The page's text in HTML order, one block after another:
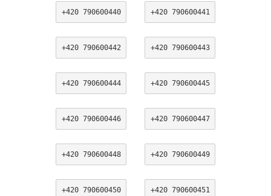
+420 790600440 +420 790600441
+420 790600442 +420 790600443
+420 790600444 +420 790600445
+420 790600446 +420 790600447
+420 790600448 +420 790600449
+420 790600450 +420 790600451